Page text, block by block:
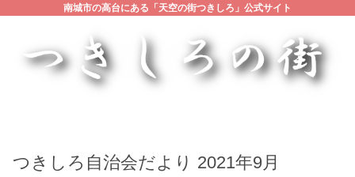
南城市の高台にある「天空の街つきしろ」公式サイト
つきしろ自治会だより 2021年9月